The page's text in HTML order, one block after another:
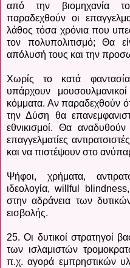
από την βιομηχανία
παραδεχθούν οι
λάθος τόσα χρόνια που
τον πολυπολιτισμό; Θα
απόλυσή τους και την
Χωρίς το κατά
υπάρχουν
κόμματα. Αν παραδεχθούν
την Δύση θα
εθνικισμοί. Θα αναδυθούν
επαγγελματίες
και να πιστέψουν στο
Ψήφοι, χρήματα,
ιδεολογία, willful blindness,
στην αδράνεια των
εισβολής.
25. Οι δυτικοί στρατηγοί
των ισλαμιστών
π.χ. αγορά εμπρηστικών